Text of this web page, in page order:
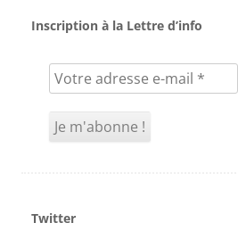
Inscription à la Lettre d’info
Twitter